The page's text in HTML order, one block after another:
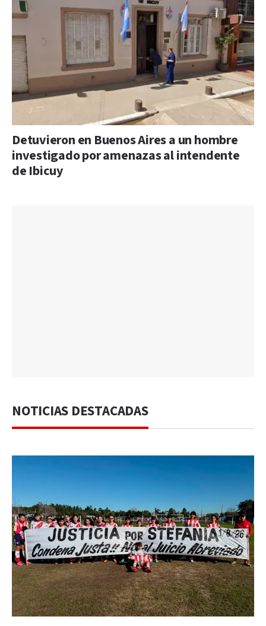
Detuvieron en Buenos Aires a un hombre
investigado por amenazas al intendente
de Ibicuy
NOTICIAS DESTACADAS